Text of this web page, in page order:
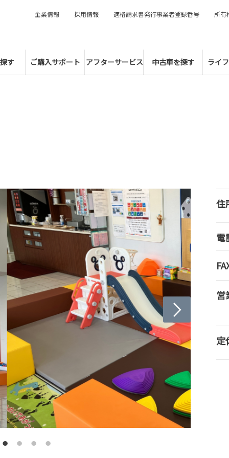
す ご購入サポート アフターサービス 中古車を探す ライ
企業情報 採用情報 適格請求書発行事業者登録番号 所有
住
電
営
定